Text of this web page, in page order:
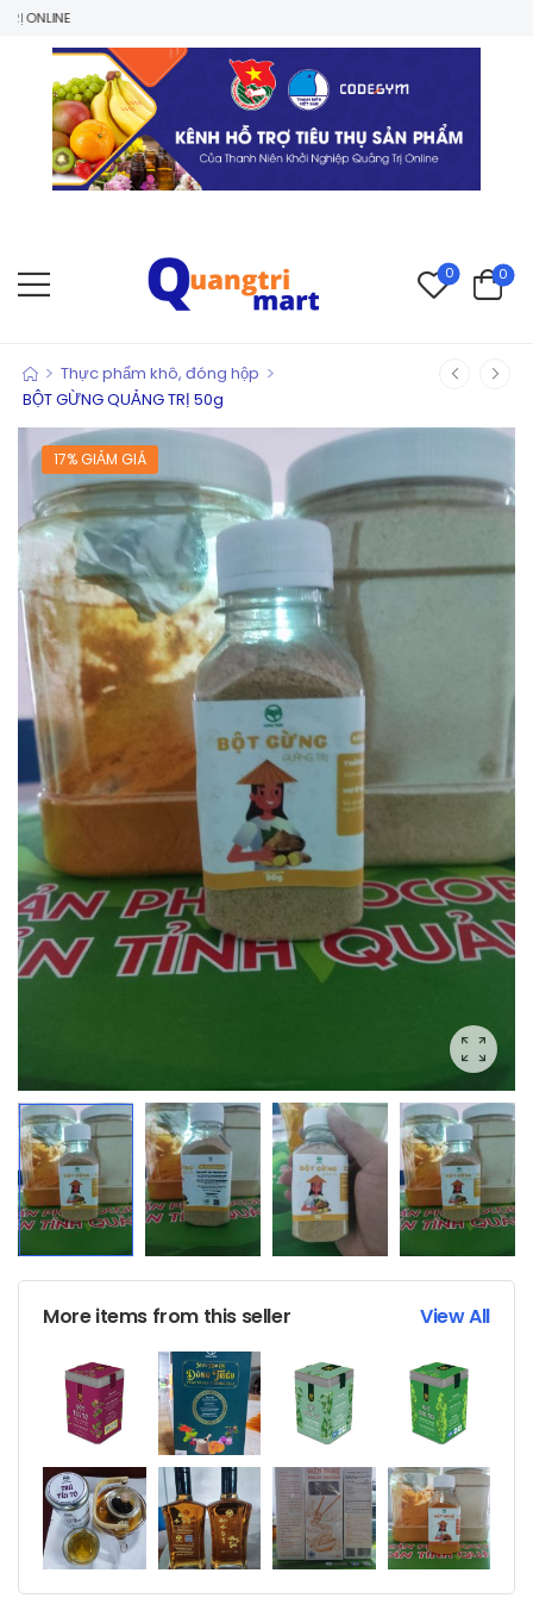
0 0
> Thực phẩm khô, đóng hộp >
BỘT GỪNG QUẢNG TRỊ 50g
17% GIẢM GIÁ
More items from this seller View All